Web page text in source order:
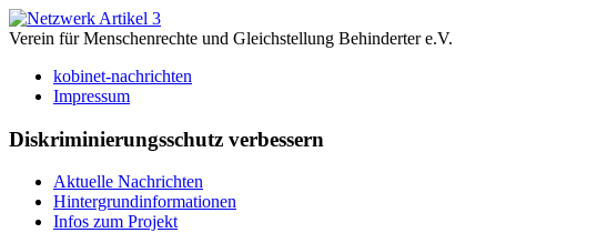
Verein für Menschenrechte und Gleichstellung Behinderter e.V.
kobinet-nachrichten
Impressum
Diskriminierungsschutz verbessern
Aktuelle Nachrichten
Hintergrundinformationen
Infos zum Projekt